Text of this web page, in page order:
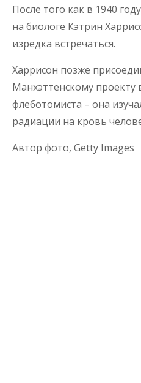
После того как в 1940
на биологе Кэтрин
изредка встречаться.
Харрисон позже
Манхэттенскому проекту
флеботомиста – она
радиации на кровь
Автор фото, Getty Images